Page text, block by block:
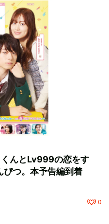
んとLv999の恋をす
ぴつ。本予告編到着
0